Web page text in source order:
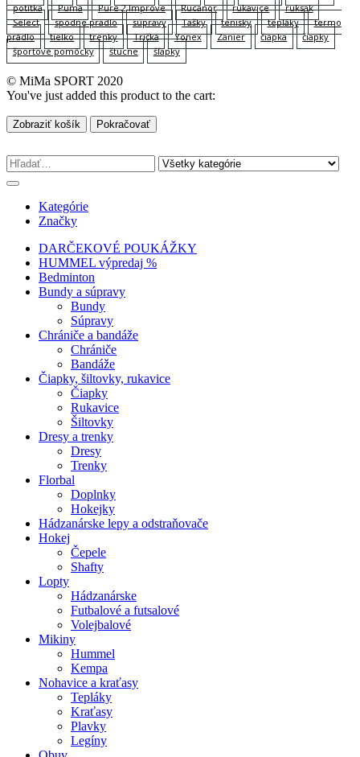
potítka
Puma Pure 2 Improve Rucanor rukavice
ruksak
Select
spodne pradlo súpravy Tašky tenisky tepláky
termo
prádlo
tielko trenky Tričká Yonex Zanier čiapka
čiapky
športové pomôcky
štucne šľapky
© MiMa SPORT 2020
You've just added this product to the cart:
Zobraziť košík Pokračovať
Kategórie
Značky
DARČEKOVÉ POUKÁŽKY
HUMMEL výpredaj %
Bedminton
Bundy a súpravy
Bundy
Súpravy
Chrániče a bandáže
Chrániče
Bandáže
Čiapky, šiltovky, rukavice
Čiapky
Rukavice
Šiltovky
Dresy a trenky
Dresy
Trenky
Florbal
Doplnky
Hokejky
Hádzanárske lepy a odstraňovače
Hokej
Čepele
Shafty
Lopty
Hádzanárske
Futbalové a futsalové
Volejbalové
Mikiny
Hummel
Kempa
Nohavice a kraťasy
Tepláky
Kraťasy
Plavky
Legíny